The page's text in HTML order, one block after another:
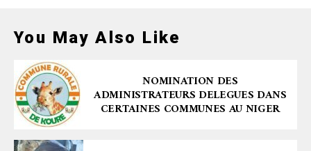
You May Also Like
NOMINATION DES
ADMINISTRATEURS DELEGUES DANS
CERTAINES COMMUNES AU NIGER